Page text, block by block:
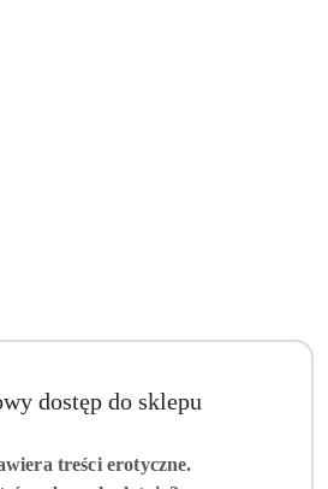
dostęp do sklepu
treści erotyczne.